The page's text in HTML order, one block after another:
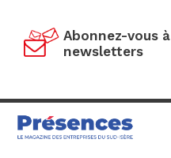
Abonnez-vous
newsletters